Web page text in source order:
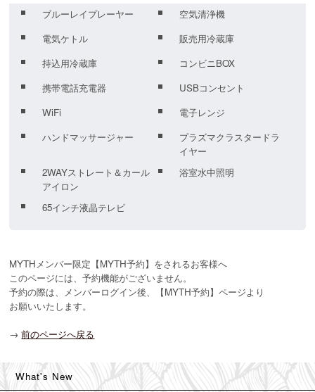
ブルーレイプレーヤー
空気清浄機
電気ケトル
販売用冷蔵庫
持込用冷蔵庫
コンビニBOX
携帯電話充電器
USBコンセント
WiFi
電子レンジ
ハンドマッサージャー
プラズマクラスタードラ
イヤー
2WAYストレート＆カール
アイロン
浴室水中照明
65インチ液晶テレビ
MYTHメンバー限定【MYTH予約】をされるお客様へ
このページには、予約機能がございません。
予約の際は、メンバーログイン後、【MYTH予約】ページより
お願いいたします。
→ 前のページへ戻る
What's New